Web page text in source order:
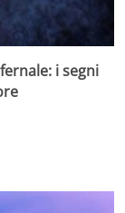
i segni